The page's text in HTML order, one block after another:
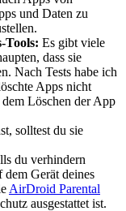
und Daten zu
Tools: Es gibt viele
dass sie
Nach Tests habe ich
Apps nicht
Löschen der App
solltest du sie
du verhindern
dem Gerät deines
AirDroid Parental
ausgestattet ist.